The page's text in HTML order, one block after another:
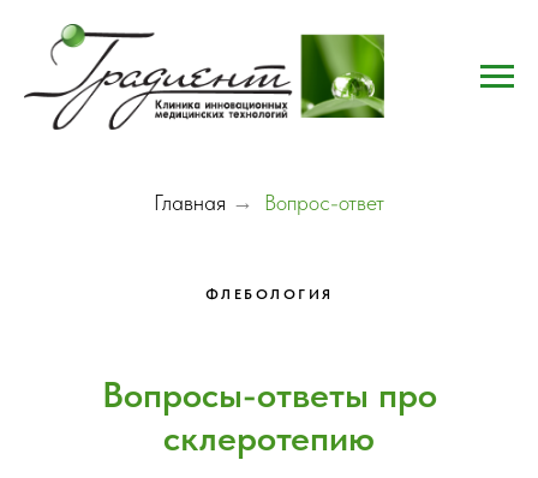
Главная → Вопрос-ответ
ФЛЕБОЛОГИЯ
Вопросы-ответы про
склеротепию